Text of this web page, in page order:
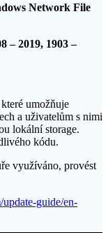
Network File
– 2019, 1903 –
umožňuje
a uživatelům s nimi
lokální storage.
kódu.
využíváno, provést
guide/en-